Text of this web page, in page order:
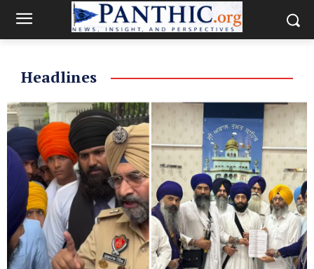
Headlines